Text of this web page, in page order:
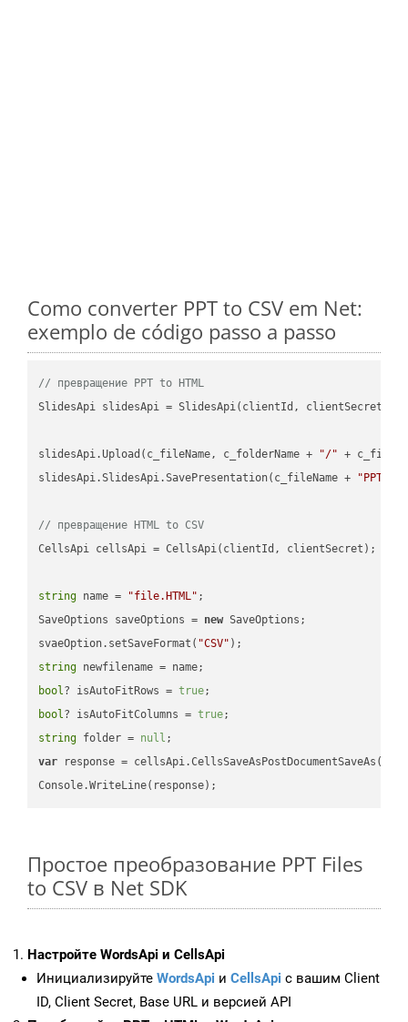
Como converter PPT to CSV em Net:
exemplo de código passo a passo
// превращение PPT to HTML
SlidesApi slidesApi = SlidesApi(clientId, clientSecret);
slidesApi.Upload(c_fileName, c_folderName + "/" +
slidesApi.SlidesApi.SavePresentation(c_fileName +
"PPT"
// превращение HTML to CSV
CellsApi cellsApi = CellsApi(clientId, clientSecret);
string name = "file.HTML" ;
SaveOptions saveOptions = new SaveOptions;
svaeOption.setSaveFormat( "CSV"
string
bool? isAutoFitRows = true
bool? isAutoFitColumns = true
string folder = null
var response =
Простое преобразование PPT Files
to CSV в Net SDK
Настройте WordsApi и CellsApi
Инициализируйте WordsApi и CellsApi с вашим Client
ID, Client Secret, Base URL и версией API